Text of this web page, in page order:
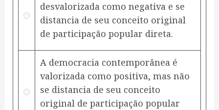
desvalorizada como negativa e se
distancia de seu conceito original
de participação popular direta.
A democracia contemporânea é
valorizada como positiva, mas não
se distancia de seu conceito
original de participação popular